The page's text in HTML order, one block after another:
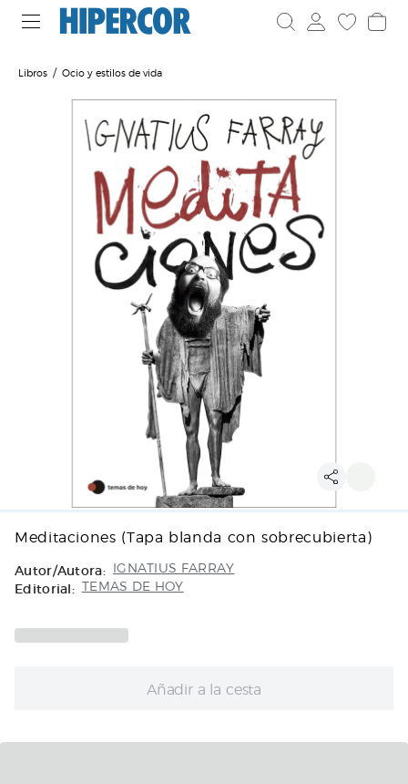
Libros Ocio y estilos de vida
Meditaciones (Tapa blanda con sobrecubierta)
Autor/Autora: IGNATIUS FARRAY
Editorial: TEMAS DE HOY
Añadir a la cesta